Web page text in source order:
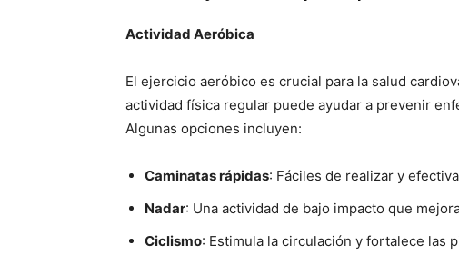
Actividad Aeróbica
El ejercicio aeróbico es crucial para la salud
actividad física regular puede ayudar a prevenir
Algunas opciones incluyen:
Caminatas rápidas: Fáciles de realizar y
Nadar: Una actividad de bajo impacto que
Ciclismo: Estimula la circulación y fortalece las